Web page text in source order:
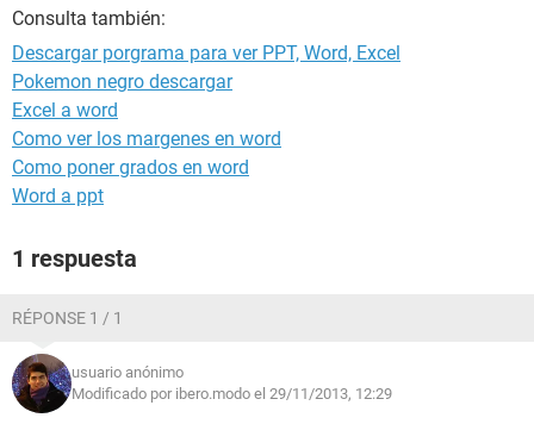
Consulta también:
Descargar porgrama para ver PPT, Word, Excel
Pokemon negro descargar
Excel a word
Como ver los margenes en word
Como poner grados en word
Word a ppt
1 respuesta
RÉPONSE 1 / 1
usuario anónimo
Modificado por ibero.modo el 29/11/2013, 12:29